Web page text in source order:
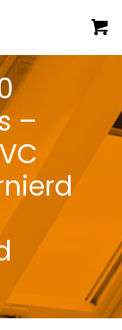
–